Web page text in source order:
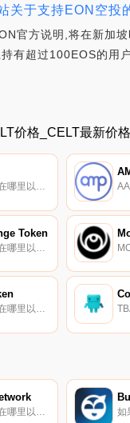
关于支持EON空投
官方说明,将在新加
有超过100EOS的用
价格_CELT最新价
如果你想知道在哪里以当前价格购买Zyberswap,目前交易{Zyberswap]股票的顶级加密货币交易所是Bitget、MEXC、BKEX、Uniswap（V3）（ArZYBtrum）和ZT。您可以在我们的加密货币交易所页面上找到其他列表.
Token
如果你想知道在哪里以当前价格购买Camelot Token,目前交易{Camelot Token]股票的顶级加密货币交易所是Bitrue、Bitget、BingX、KuCoin和BitMart。您可以在我们的加密货币交易所页面上找到其他列表.